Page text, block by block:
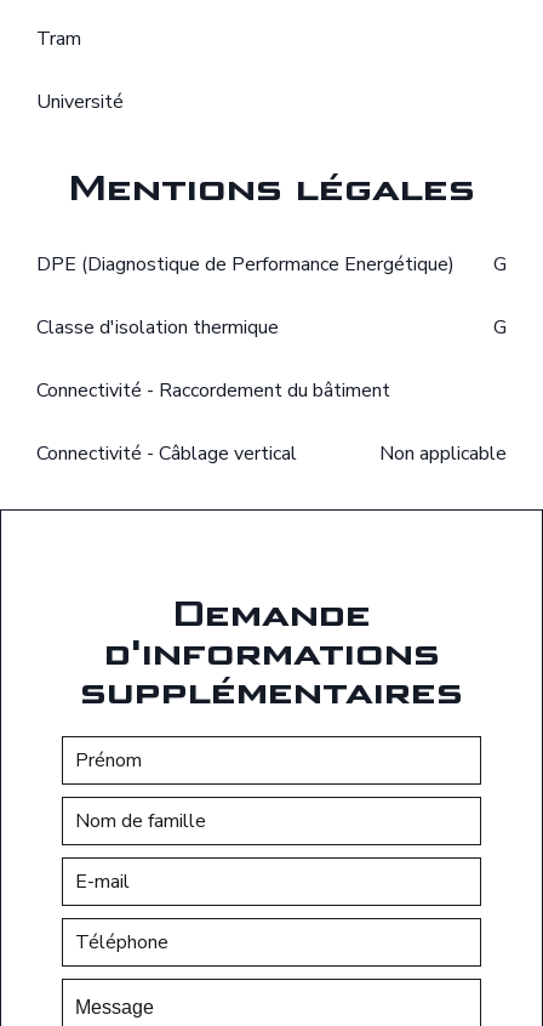
Tram
Université
Mentions légales
DPE (Diagnostique de Performance Energétique) G
Classe d'isolation thermique G
Connectivité - Raccordement du bâtiment
Connectivité - Câblage vertical Non applicable
Demande
d'informations
supplémentaires